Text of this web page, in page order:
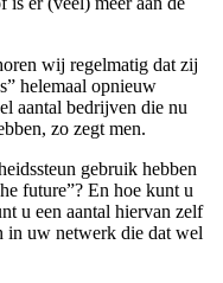
wij regelmatig dat zij
helemaal opnieuw
aantal bedrijven die nu
zo zegt men.
gebruik hebben
future”? En hoe kunt u
u een aantal hiervan zelf
in uw netwerk die dat wel